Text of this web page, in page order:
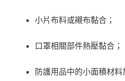
小片布料或襯布黏合；
口罩相關部件熱壓黏合；
防護用品中的小面積材料